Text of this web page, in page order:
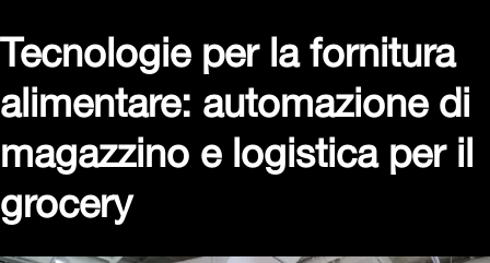
Tecnologie per la fornitura
alimentare: automazione di
magazzino e logistica per il
grocery